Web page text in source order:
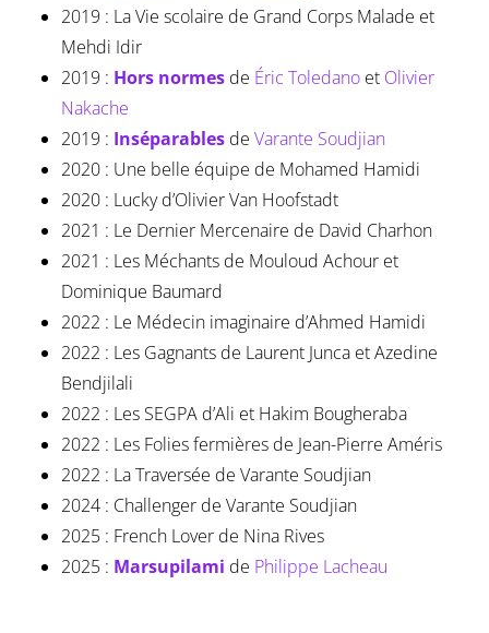
2019 : La Vie scolaire de Grand Corps Malade et
Mehdi Idir
2019 : Hors normesde Éric Toledanoet Olivier
Nakache
2019 : Inséparablesde Varante Soudjian
2020 : Une belle équipe de Mohamed Hamidi
2020 : Lucky d’Olivier Van Hoofstadt
2021 : Le Dernier Mercenaire de David Charhon
2021 : Les Méchants de Mouloud Achour et
Dominique Baumard
2022 : Le Médecin imaginaire d’Ahmed Hamidi
2022 : Les Gagnants de Laurent Junca et Azedine
Bendjilali
2022 : Les SEGPA d’Ali et Hakim Bougheraba
2022 : Les Folies fermières de Jean-Pierre Améris
2022 : La Traversée de Varante Soudjian
2024 : Challenger de Varante Soudjian
2025 : French Lover de Nina Rives
2025 : Marsupilami de Philippe Lacheau